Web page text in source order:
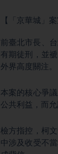
【「京華城」
前臺北市長、
有期徒刑，並
外界高度關注。
本案的核心爭
公共利益，而
檢方指控，柯
中涉及收受不